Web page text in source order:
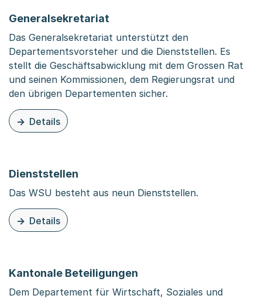
Generalsekretariat
Das Generalsekretariat unterstützt den
Departementsvorsteher und die Dienststellen. Es
stellt die Geschäftsabwicklung mit dem Grossen Rat
und seinen Kommissionen, dem Regierungsrat und
den übrigen Departementen sicher.
Details
zu dieser Organisationsseite: Generalsekretariat
Dienststellen
Das WSU besteht aus neun Dienststellen.
Details
zu dieser Organisationsseite: Dienststellen
Kantonale Beteiligungen
Dem Departement für Wirtschaft, Soziales und